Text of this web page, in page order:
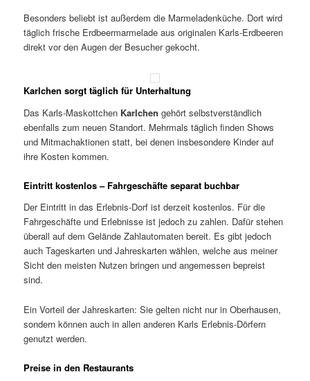
Besonders beliebt ist außerdem die Marmeladenküche. Dort wird
täglich frische Erdbeermarmelade aus originalen Karls-Erdbeeren
direkt vor den Augen der Besucher gekocht.
Karlchen sorgt täglich für Unterhaltung
Das Karls-Maskottchen Karlchen gehört selbstverständlich
ebenfalls zum neuen Standort. Mehrmals täglich finden Shows
und Mitmachaktionen statt, bei denen insbesondere Kinder auf
ihre Kosten kommen.
Eintritt kostenlos – Fahrgeschäfte separat buchbar
Der Eintritt in das Erlebnis-Dorf ist derzeit kostenlos. Für die
Fahrgeschäfte und Erlebnisse ist jedoch zu zahlen. Dafür stehen
überall auf dem Gelände Zahlautomaten bereit. Es gibt jedoch
auch Tageskarten und Jahreskarten wählen, welche aus meiner
Sicht den meisten Nutzen bringen und angemessen bepreist
sind.
Ein Vorteil der Jahreskarten: Sie gelten nicht nur in Oberhausen,
sondern können auch in allen anderen Karls Erlebnis-Dörfern
genutzt werden.
Preise in den Restaurants